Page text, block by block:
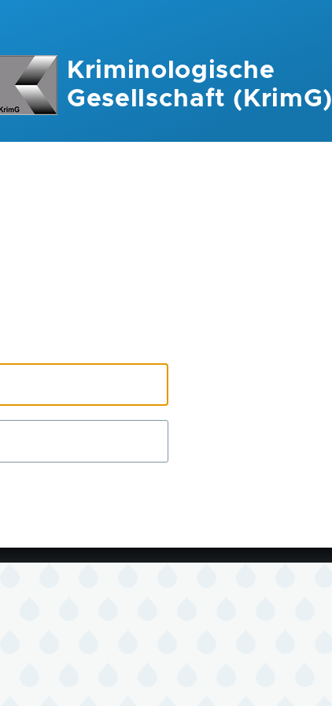
Kriminologische
Gesellschaft (KrimG)